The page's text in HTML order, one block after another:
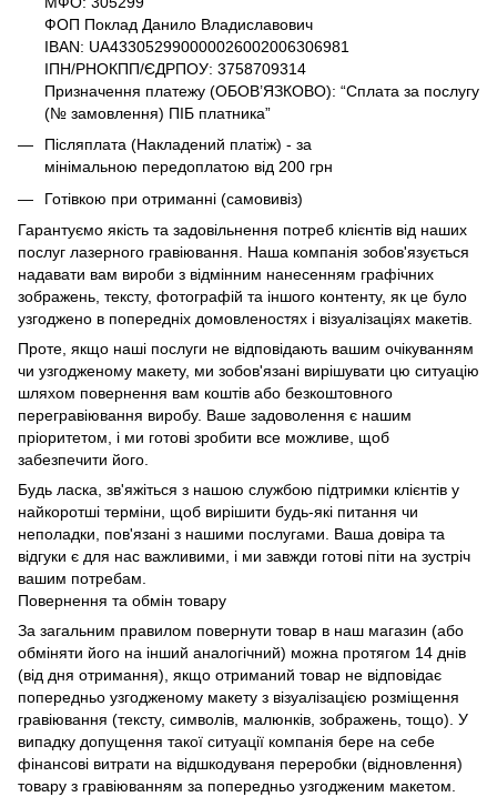
ФОП Поклад Данило Владиславович
IBAN: UA433052990000026002006306981
ІПН/РНОКПП/ЄДРПОУ: 3758709314
Призначення платежу (ОБОВ’ЯЗКОВО): “Сплата за послугу
(№ замовлення) ПІБ платника”
Післяплата (Накладений платіж) - за
мінімальною передоплатою від 200 грн
Готівкою при отриманні (самовивіз)
Гарантуємо якість та задовільнення потреб клієнтів від наших
послуг лазерного гравіювання. Наша компанія зобов'язується
надавати вам вироби з відмінним нанесенням графічних
зображень, тексту, фотографій та іншого контенту, як це було
узгоджено в попередніх домовленостях і візуалізаціях макетів.
Проте, якщо наші послуги не відповідають вашим очікуванням
чи узгодженому макету, ми зобов'язані вирішувати цю ситуацію
шляхом повернення вам коштів або безкоштовного
перегравіювання виробу. Ваше задоволення є нашим
пріоритетом, і ми готові зробити все можливе, щоб
забезпечити його.
Будь ласка, зв'яжіться з нашою службою підтримки клієнтів у
найкоротші терміни, щоб вирішити будь-які питання чи
неполадки, пов'язані з нашими послугами. Ваша довіра та
відгуки є для нас важливими, і ми завжди готові піти на зустріч
вашим потребам.
Повернення та обмін товару
За загальним правилом повернути товар в наш магазин (або
обміняти його на інший аналогічний) можна протягом 14 днів
(від дня отримання), якщо отриманий товар не відповідає
попередньо узгодженому макету з візуалізацією розміщення
гравіювання (тексту, символів, малюнків, зображень, тощо). У
випадку допущення такої ситуації компанія бере на себе
фінансові витрати на відшкодуваня переробки (відновлення)
товару з гравіюванням за попередньо узгодженим макетом.